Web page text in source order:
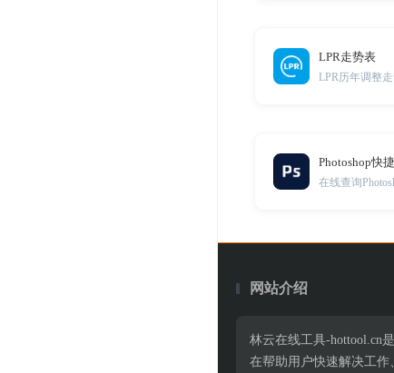
LPR走势表
LPR历年调整
Photoshop快
在线查询
网站介绍
林云在线工具-hottool.cn
在帮助用户快速解决工